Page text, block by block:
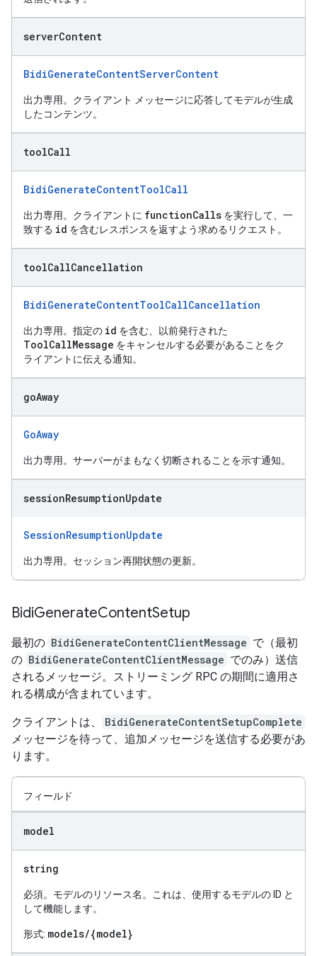
serverContent
BidiGenerateContentServerContent
出力専用。クライアント メッセージに応答してモデルが生成
したコンテンツ。
toolCall
BidiGenerateContentToolCall
出力専用。クライアントに functionCalls を実行して、一
致する id を含むレスポンスを返すよう求めるリクエスト。
toolCallCancellation
BidiGenerateContentToolCallCancellation
出力専用。指定の id を含む、以前発行された
ToolCallMessage をキャンセルする必要があることをク
ライアントに伝える通知。
goAway
GoAway
出力専用。サーバーがまもなく切断されることを示す通知。
sessionResumptionUpdate
SessionResumptionUpdate
出力専用。セッション再開状態の更新。
BidiGenerateContentSetup
最初の BidiGenerateContentClientMessage で（最初
の BidiGenerateContentClientMessage でのみ）送信
されるメッセージ。ストリーミング RPC の期間に適用さ
れる構成が含まれています。
クライアントは、
BidiGenerateContentSetupComplete
メッセージを待って、追加メッセージを送信する必要があ
ります。
フィールド
model
string
必須。モデルのリソース名。これは、使用するモデルの ID と
して機能します。
形式: models/{model}